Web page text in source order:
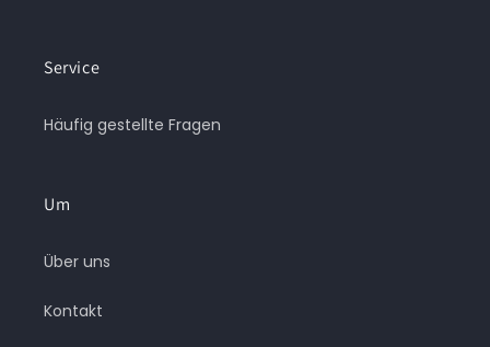
Service
Häufig gestellte Fragen
Um
Über uns
Kontakt